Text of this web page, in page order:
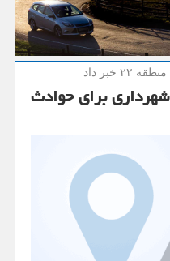
داد
آماده باش كامل منطقه ۲۲ شهرداری برای حوادث